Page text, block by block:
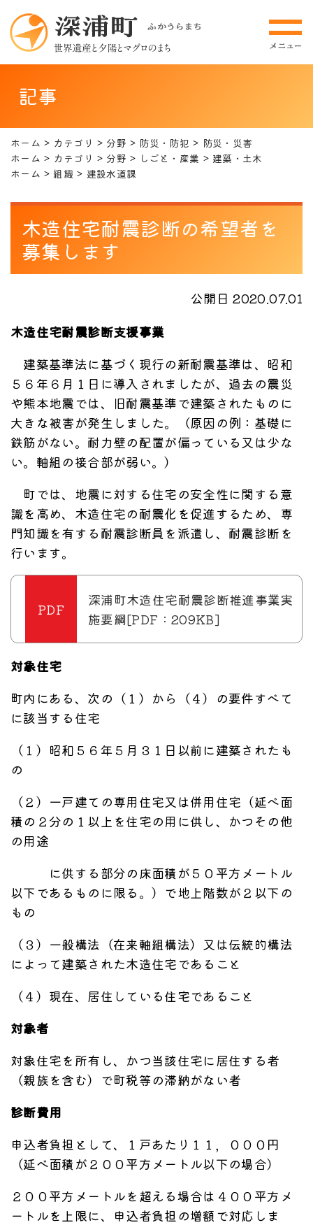
記事
ホーム カテゴリ 分野 防災・防犯
防災・災害
ホーム
カテゴリ 分野 しごと・産業
建築・土木
ホーム
組織 建設水道課
木造住宅耐震診断の希望者を
募集します
公開日 2020.07.01
木造住宅耐震診断支援事業
建築基準法に基づく現行の新耐震基準は、昭和
５６年６月１日に導入されましたが、過去の震災
や熊本地震では、旧耐震基準で建築されたものに
大きな被害が発生しました。（原因の例：基礎に
鉄筋がない。耐力壁の配置が偏っている又は少な
い。軸組の接合部が弱い。）
町では、地震に対する住宅の安全性に関する意
識を高め、木造住宅の耐震化を促進するため、専
門知識を有する耐震診断員を派遣し、耐震診断を
行います。
深浦町木造住宅耐震診断推進事業実
施要綱[PDF：209KB]
対象住宅
町内にある、次の（１）から（４）の要件すべて
に該当する住宅
（１）昭和５６年５月３１日以前に建築されたも
の
（２）一戸建ての専用住宅又は併用住宅（延べ面
積の２分の１以上を住宅の用に供し、かつその他
の用途
に供する部分の床面積が５０平方メートル
以下であるものに限る。）で地上階数が２以下の
もの
（３）一般構法（在来軸組構法）又は伝統的構法
によって建築された木造住宅であること
（４）現在、居住している住宅であること
対象者
対象住宅を所有し、かつ当該住宅に居住する者
（親族を含む）で町税等の滞納がない者
診断費用
申込者負担として、１戸あたり１１，０００円
（延べ面積が２００平方メートル以下の場合）
２００平方メートルを超える場合は４００平方メ
ートルを上限に、申込者負担の増額で対応しま